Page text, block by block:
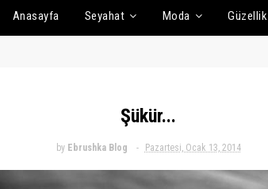
Anasayfa Seyahat Moda Güzellik
Şükür...
by Ebrushka Blog Pazartesi, Ocak 13, 2014